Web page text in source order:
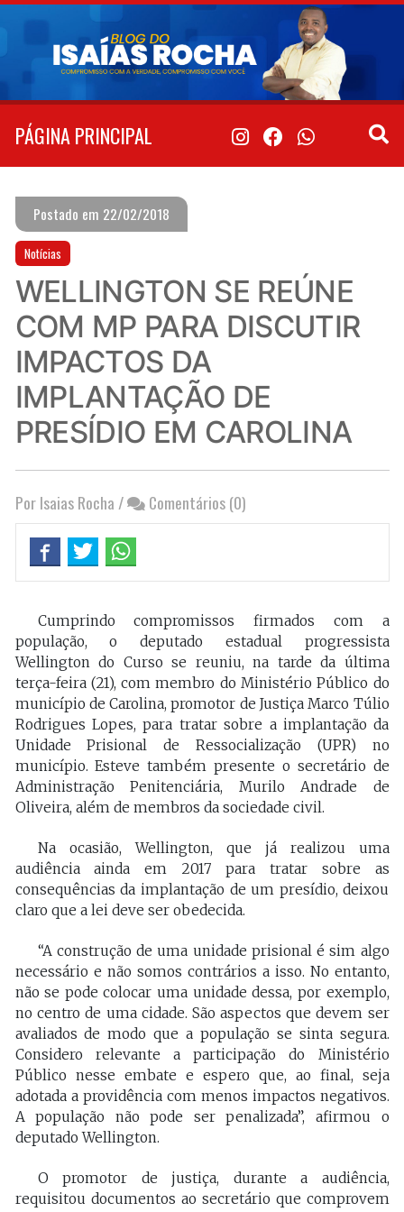
Pular
conteúdo
PÁGINA PRINCIPAL
Postado em 22/02/2018
Notícias
WELLINGTON SE REÚNE
COM MP PARA DISCUTIR
IMPACTOS DA
IMPLANTAÇÃO DE
PRESÍDIO EM CAROLINA
Por Isaias Rocha / Comentários (0)
Cumprindo compromissos firmados com a
população, o deputado estadual progressista
Wellington do Curso se reuniu, na tarde da última
terça-feira (21), com membro do Ministério Público do
município de Carolina, promotor de Justiça Marco Túlio
Rodrigues Lopes, para tratar sobre a implantação da
Unidade Prisional de Ressocialização (UPR) no
município. Esteve também presente o secretário de
Administração Penitenciária, Murilo Andrade de
Oliveira, além de membros da sociedade civil.
Na ocasião, Wellington, que já realizou uma
audiência ainda em 2017 para tratar sobre as
consequências da implantação de um presídio, deixou
claro que a lei deve ser obedecida.
“A construção de uma unidade prisional é sim algo
necessário e não somos contrários a isso. No entanto,
não se pode colocar uma unidade dessa, por exemplo,
no centro de uma cidade. São aspectos que devem ser
avaliados de modo que a população se sinta segura.
Considero relevante a participação do Ministério
Público nesse embate e espero que, ao final, seja
adotada a providência com menos impactos negativos.
A população não pode ser penalizada”, afirmou o
deputado Wellington.
O promotor de justiça, durante a audiência,
requisitou documentos ao secretário que comprovem